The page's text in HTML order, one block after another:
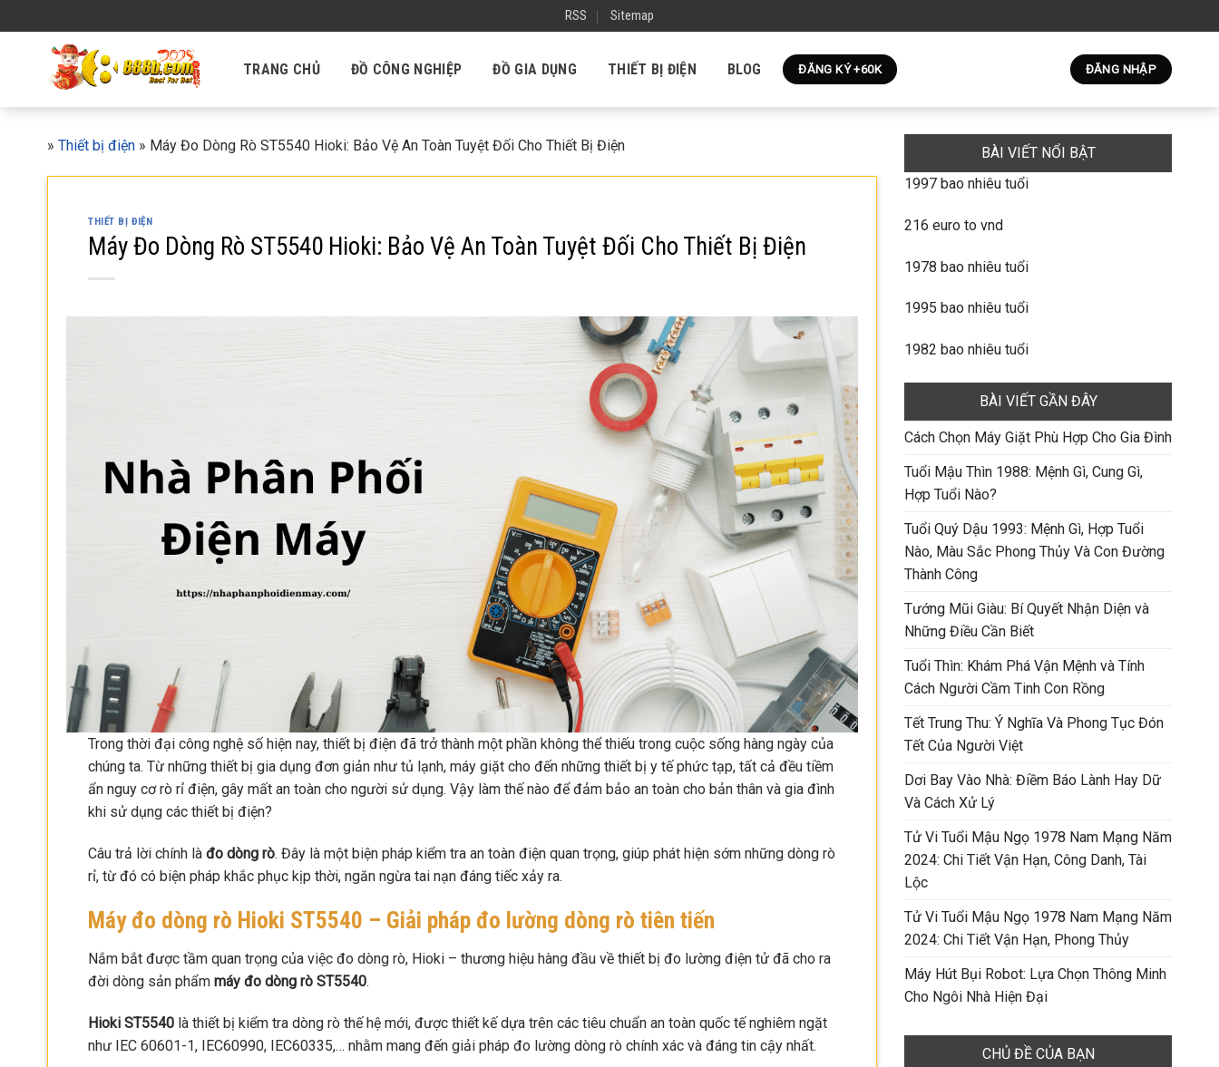
to
RSS Sitemap
TRANG CHỦ ĐỒ CÔNG NGHIỆP ĐỒ GIA DỤNG THIẾT BỊ ĐIỆN BLOG ĐĂNG KÝ +60K ĐĂNG NHẬP
» Thiết bị điện » Máy Đo Dòng Rò ST5540 Hioki: Bảo Vệ An Toàn Tuyệt Đối Cho Thiết Bị Điện
THIẾT BỊ ĐIỆN
Máy Đo Dòng Rò ST5540 Hioki: Bảo Vệ An Toàn Tuyệt Đối Cho Thiết Bị Điện
Trong thời đại công nghệ số hiện nay, thiết bị điện đã trở thành một phần không thể thiếu trong cuộc sống hàng ngày của
chúng ta. Từ những thiết bị gia dụng đơn giản như tủ lạnh, máy giặt cho đến những thiết bị y tế phức tạp, tất cả đều tiềm
ẩn nguy cơ rò rỉ điện, gây mất an toàn cho người sử dụng. Vậy làm thế nào để đảm bảo an toàn cho bản thân và gia đình
khi sử dụng các thiết bị điện?
Câu trả lời chính là đo dòng rò. Đây là một biện pháp kiểm tra an toàn điện quan trọng, giúp phát hiện sớm những dòng rò
rỉ, từ đó có biện pháp khắc phục kịp thời, ngăn ngừa tai nạn đáng tiếc xảy ra.
Máy đo dòng rò Hioki ST5540 – Giải pháp đo lường dòng rò tiên tiến
Nắm bắt được tầm quan trọng của việc đo dòng rò, Hioki – thương hiệu hàng đầu về thiết bị đo lường điện tử đã cho ra
đời dòng sản phẩm máy đo dòng rò ST5540.
Hioki ST5540 là thiết bị kiểm tra dòng rò thế hệ mới, được thiết kế dựa trên các tiêu chuẩn an toàn quốc tế nghiêm ngặt
như IEC 60601-1, IEC60990, IEC60335,… nhằm mang đến giải pháp đo lường dòng rò chính xác và đáng tin cậy nhất.
BÀI VIẾT NỔI BẬT
1997 bao nhiêu tuổi
216 euro to vnd
1978 bao nhiêu tuổi
1995 bao nhiêu tuổi
1982 bao nhiêu tuổi
BÀI VIẾT GẦN ĐÂY
Cách Chọn Máy Giặt Phù Hợp Cho Gia Đình
Tuổi Mậu Thìn 1988: Mệnh Gì, Cung Gì,
Hợp Tuổi Nào?
Tuổi Quý Dậu 1993: Mệnh Gì, Hợp Tuổi
Nào, Màu Sắc Phong Thủy Và Con Đường
Thành Công
Tướng Mũi Giàu: Bí Quyết Nhận Diện và
Những Điều Cần Biết
Tuổi Thìn: Khám Phá Vận Mệnh và Tính
Cách Người Cầm Tinh Con Rồng
Tết Trung Thu: Ý Nghĩa Và Phong Tục Đón
Tết Của Người Việt
Dơi Bay Vào Nhà: Điềm Báo Lành Hay Dữ
Và Cách Xử Lý
Tử Vi Tuổi Mậu Ngọ 1978 Nam Mạng Năm
2024: Chi Tiết Vận Hạn, Công Danh, Tài
Lộc
Tử Vi Tuổi Mậu Ngọ 1978 Nam Mạng Năm
2024: Chi Tiết Vận Hạn, Phong Thủy
Máy Hút Bụi Robot: Lựa Chọn Thông Minh
Cho Ngôi Nhà Hiện Đại
CHỦ ĐỀ CỦA BẠN